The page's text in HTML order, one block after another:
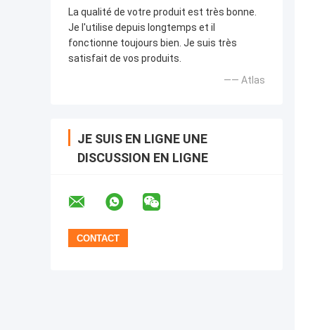
La qualité de votre produit est très bonne.
Je l'utilise depuis longtemps et il
fonctionne toujours bien. Je suis très
satisfait de vos produits.
—— Atlas
JE SUIS EN LIGNE UNE
DISCUSSION EN LIGNE